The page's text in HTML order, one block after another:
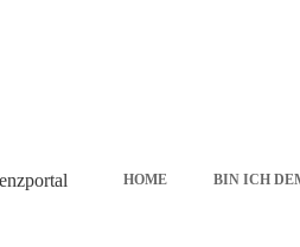
HOME BIN ICH